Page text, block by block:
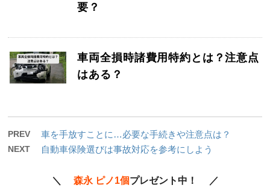
要？
車両全損時諸費用特約とは？注意点
はある？
PREV 車を手放すことに…必要な手続きや注意点は？
NEXT 自動車保険選びは事故対応を参考にしよう
＼ 森永 ピノ1個プレゼント中！ ／